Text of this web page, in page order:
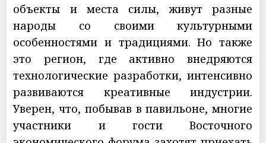
объекты и места силы, живут разные
народы со своими культурными
особенностями и традициями. Но также
это регион, где активно внедряются
технологические разработки, интенсивно
развиваются креативные индустрии.
Уверен, что, побывав в павильоне, многие
участники и гости Восточного